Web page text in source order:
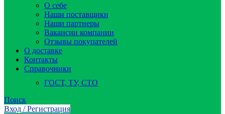
О себе
Наши поставщики
Наши партнеры
Вакансии компании
Отзывы покупателей
О доставке
Контакты
Справочники
ГОСТ, ТУ, СТО
Поиск
Вход / Регистрация